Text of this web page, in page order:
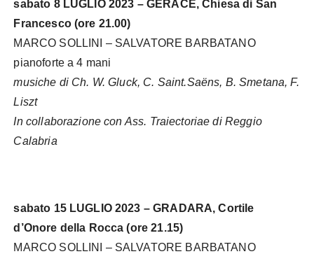
sabato 8 LUGLIO 2023 – GERACE, Chiesa di San
Francesco (ore 21.00)
MARCO SOLLINI – SALVATORE BARBATANO
pianoforte a 4 mani
musiche di Ch. W. Gluck, C. Saint.Saëns, B. Smetana, F.
Liszt
In collaborazione con Ass. Traiectoriae di Reggio
Calabria
sabato 15 LUGLIO 2023 – GRADARA, Cortile
d’Onore della Rocca (ore 21.15)
MARCO SOLLINI – SALVATORE BARBATANO